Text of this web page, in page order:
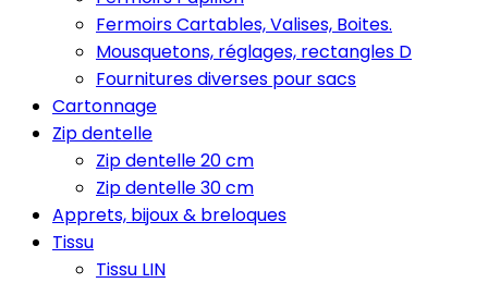
Fermoirs Cartables, Valises, Boites.
Mousquetons, réglages, rectangles D
Fournitures diverses pour sacs
Cartonnage
Zip dentelle
Zip dentelle 20 cm
Zip dentelle 30 cm
Apprets, bijoux & breloques
Tissu
Tissu LIN